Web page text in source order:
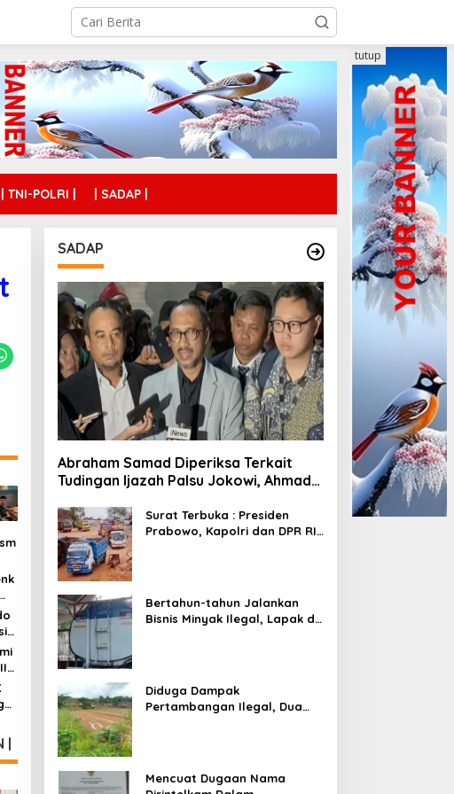
| TNI-POLRI | | SADAP |
tutup
|
SADAP
Abraham Samad Diperiksa Terkait
Tudingan Ijazah Palsu Jokowi, Ahmad
Surat Terbuka : Presiden
Prabowo, Kapolri dan DPR RI
Bertahun-tahun Jalankan
Bisnis Minyak Ilegal, Lapak di
Diduga Dampak
Pertambangan Ilegal, Dua
Mencuat Dugaan Nama